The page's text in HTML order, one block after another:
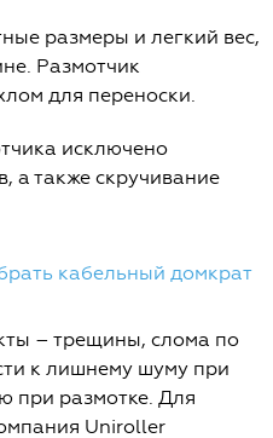
размеры и легкий вес,
Размотчик
для переноски.
исключено
а также скручивание
кабельный домкрат
– трещины, слома по
к лишнему шуму при
при размотке. Для
Uniroller